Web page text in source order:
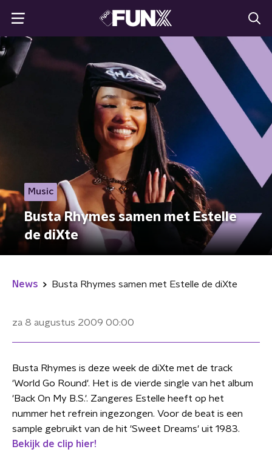
Music
Busta Rhymes samen met Estelle
de diXte
News Busta Rhymes samen met Estelle de diXte
za 8 augustus 2009 00:00
Busta Rhymes is deze week de diXte met de track
'World Go Round'. Het is de vierde single van het album
'Back On My B.S.'. Zangeres Estelle heeft op het
nummer het refrein ingezongen. Voor de beat is een
sample gebruikt van de hit 'Sweet Dreams' uit 1983.
Bekijk de clip hier!